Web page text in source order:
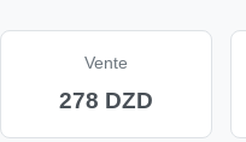
Vente
278 DZD